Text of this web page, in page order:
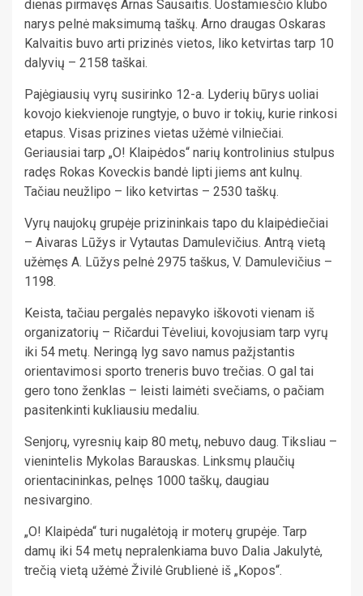
dienas pirmavęs Arnas Sausaitis. Uostamiesčio klubo
narys pelnė maksimumą taškų. Arno draugas Oskaras
Kalvaitis buvo arti prizinės vietos, liko ketvirtas tarp 10
dalyvių – 2158 taškai.
Pajėgiausių vyrų susirinko 12-a. Lyderių būrys uoliai
kovojo kiekvienoje rungtyje, o buvo ir tokių, kurie rinkosi
etapus. Visas prizines vietas užėmė vilniečiai.
Geriausiai tarp „O! Klaipėdos“ narių kontrolinius stulpus
radęs Rokas Koveckis bandė lipti jiems ant kulnų.
Tačiau neužlipo – liko ketvirtas – 2530 taškų.
Vyrų naujokų grupėje prizininkais tapo du klaipėdiečiai
– Aivaras Lūžys ir Vytautas Damulevičius. Antrą vietą
užėmęs A. Lūžys pelnė 2975 taškus, V. Damulevičius –
1198.
Keista, tačiau pergalės nepavyko iškovoti vienam iš
organizatorių – Ričardui Tėveliui, kovojusiam tarp vyrų
iki 54 metų. Neringą lyg savo namus pažįstantis
orientavimosi sporto treneris buvo trečias. O gal tai
gero tono ženklas – leisti laimėti svečiams, o pačiam
pasitenkinti kukliausiu medaliu.
Senjorų, vyresnių kaip 80 metų, nebuvo daug. Tiksliau –
vienintelis Mykolas Barauskas. Linksmų plaučių
orientacininkas, pelnęs 1000 taškų, daugiau
nesivargino.
„O! Klaipėda“ turi nugalėtoją ir moterų grupėje. Tarp
damų iki 54 metų nepralenkiama buvo Dalia Jakulytė,
trečią vietą užėmė Živilė Grublienė iš „Kopos“.